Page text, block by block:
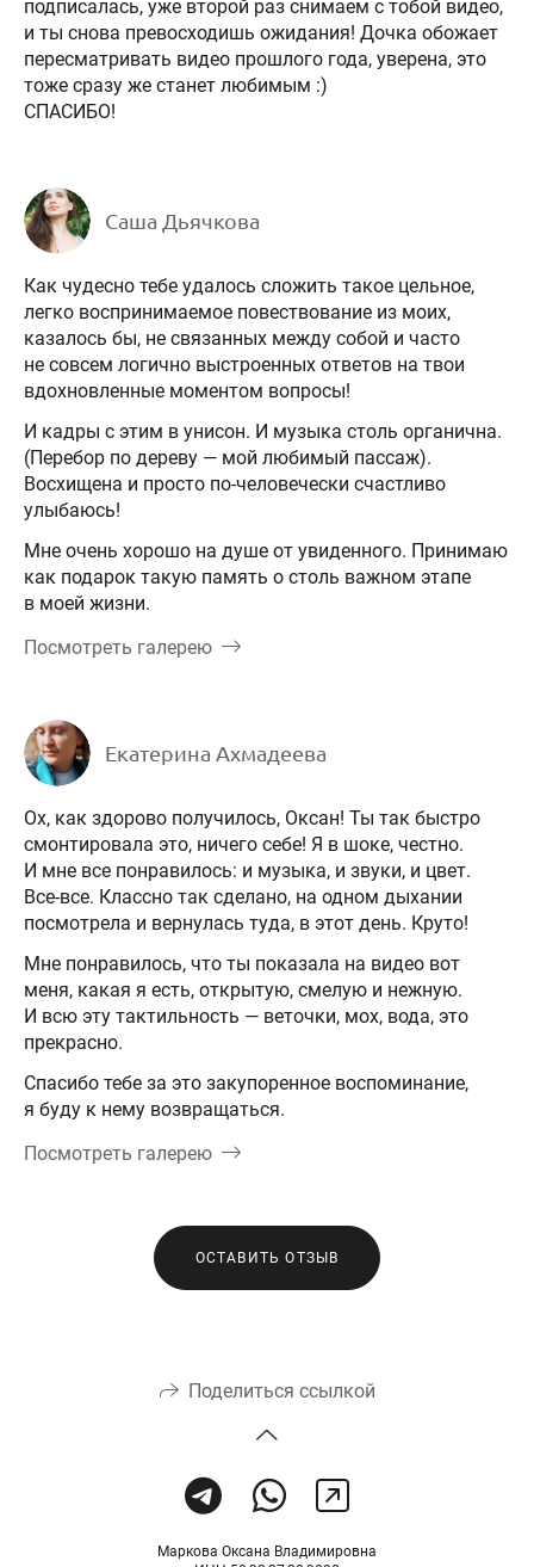
подписалась, уже второй раз снимаем с тобой видео,
и ты снова превосходишь ожидания! Дочка обожает
пересматривать видео прошлого года, уверена, это
тоже сразу же станет любимым :)
СПАСИБО!
Саша Дьячкова
Как чудесно тебе удалось сложить такое цельное,
легко воспринимаемое повествование из моих,
казалось бы, не связанных между собой и часто
не совсем логично выстроенных ответов на твои
вдохновленные моментом вопросы!
И кадры с этим в унисон. И музыка столь органична.
(Перебор по дереву — мой любимый пассаж).
Восхищена и просто по-человечески счастливо
улыбаюсь!
Мне очень хорошо на душе от увиденного. Принимаю
как подарок такую память о столь важном этапе
в моей жизни.
Посмотреть галерею
Екатерина Ахмадеева
Ох, как здорово получилось, Оксан! Ты так быстро
смонтировала это, ничего себе! Я в шоке, честно.
И мне все понравилось: и музыка, и звуки, и цвет.
Все-все. Классно так сделано, на одном дыхании
посмотрела и вернулась туда, в этот день. Круто!
Мне понравилось, что ты показала на видео вот
меня, какая я есть, открытую, смелую и нежную.
И всю эту тактильность — веточки, мох, вода, это
прекрасно.
Спасибо тебе за это закупоренное воспоминание,
я буду к нему возвращаться.
Посмотреть галерею
ОСТАВИТЬ ОТЗЫВ
Поделиться ссылкой
Маркова Оксана Владимировна